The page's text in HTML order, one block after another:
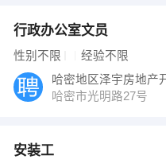
行政办公室文员
性别不限 经验不限
哈密市光明路27号
安装工